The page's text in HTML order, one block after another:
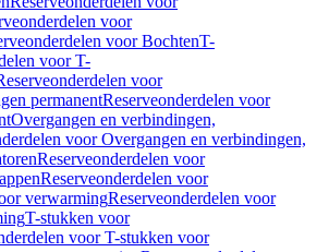
voor
voor BochtenT-
voor T-
voor
permanentReserveonderdelen voor
Overgangen en verbindingen,
voor Overgangen en verbindingen,
Reserveonderdelen voor
Reserveonderdelen voor
verwarmingReserveonderdelen voor
T-stukken voor
voor T-stukken voor